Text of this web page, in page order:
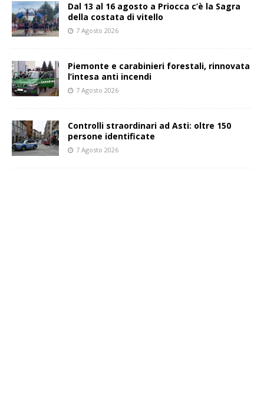
Dal 13 al 16 agosto a Priocca c’è la Sagra
della costata di vitello
7 Agosto 2026
Piemonte e carabinieri forestali, rinnovata
l’intesa anti incendi
7 Agosto 2026
Controlli straordinari ad Asti: oltre 150
persone identificate
7 Agosto 2026